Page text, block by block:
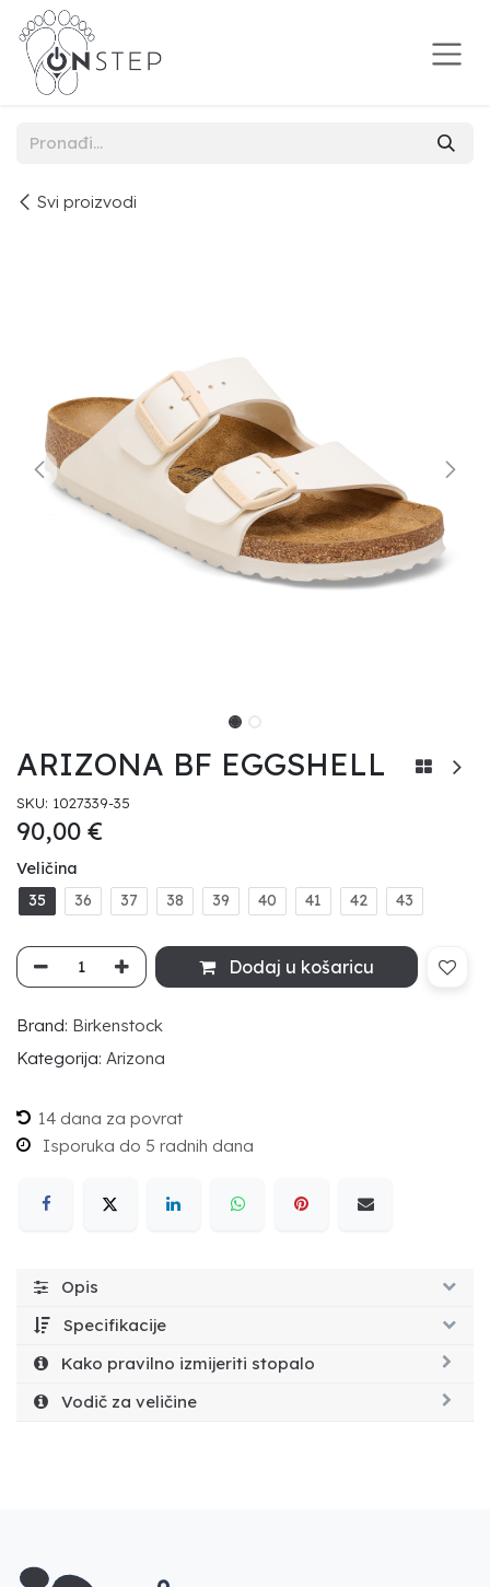
Preskoči na sadržaj
Svi proizvodi
ARIZONA BF EGGSHELL
SKU: 1027339-35
90,00 €
Veličina
35
36 37 38 39 40 41 42 43
Dodaj u košaricu
Brand: Birkenstock
Kategorija: Arizona
14 dana za povrat
Isporuka do 5 radnih dana
Opis
Specifikacije
Kako pravilno izmijeriti stopalo
Vodič za veličine